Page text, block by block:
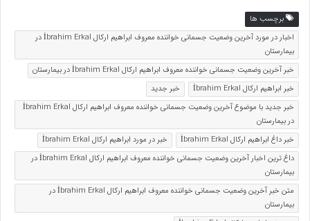
برچسب ها
اخبار در مورد آخرین وضعیت جسمانی خواننده معروف ابراهیم ارکال İbrahim Erkal در
بیمارستان
خبر آخرین وضعیت جسمانی خواننده معروف ابراهیم ارکال İbrahim Erkal در بیمارستان
خبر ابراهیم ارکال İbrahim Erkal
خبر جدید
خبر جدید با موضوع آخرین وضعیت جسمانی خواننده معروف ابراهیم ارکال İbrahim Erkal
در بیمارستان
خبر داغ ابراهیم ارکال İbrahim Erkal
خبر در مورد ابراهیم ارکال İbrahim Erkal
داغ ترین اخبار آخرین وضعیت جسمانی خواننده معروف ابراهیم ارکال İbrahim Erkal در
بیمارستان
متن خبر آخرین وضعیت جسمانی خواننده معروف ابراهیم ارکال İbrahim Erkal در
بیمارستان